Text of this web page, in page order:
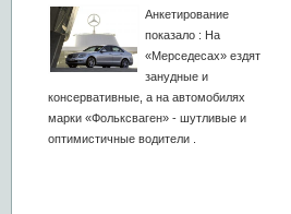
Анкетирование
показало : На
«Мерседесах» ездят
занудные и
консервативные, а на автомобилях
марки «Фольксваген» - шутливые и
оптимистичные водители .